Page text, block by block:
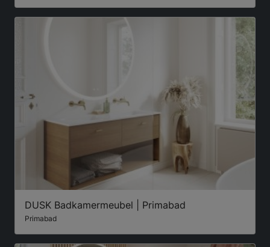
DUSK Badkamermeubel | Primabad
Primabad